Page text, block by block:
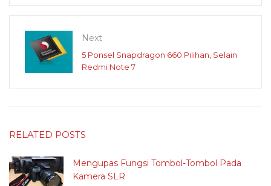
Next
5 Ponsel Snapdragon 660 Pilihan, Selain
Redmi Note 7
RELATED POSTS
Mengupas Fungsi Tombol-Tombol Pada
Kamera SLR